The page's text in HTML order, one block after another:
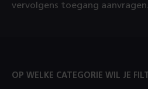
vervolgens toegang aanvragen.
OP WELKE CATEGORIE WIL JE